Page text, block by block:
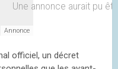
Une annonce aurait pu
officiel, un décret